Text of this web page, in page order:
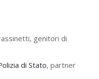
genitori di
di Stato, partner